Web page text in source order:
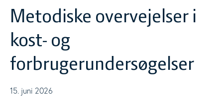
Vægttab
Underernæring
Metodiske overvejelser i
kost- og
forbrugerundersøgelser
15. juni 2026